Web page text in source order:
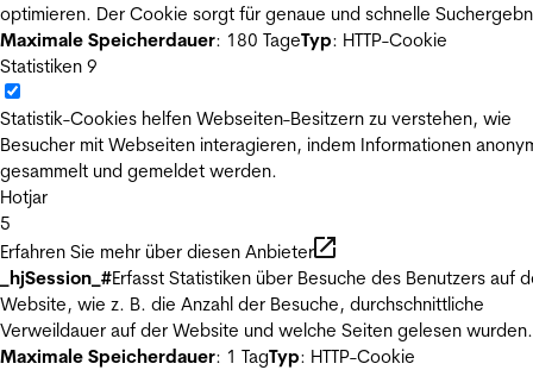
optimieren. Der Cookie sorgt für genaue und schnelle
Maximale Speicherdauer: 180 TageTyp: HTTP-Cookie
Statistiken 9
Statistik-Cookies helfen Webseiten-Besitzern zu verstehen, wie
Besucher mit Webseiten interagieren, indem Informationen
gesammelt und gemeldet werden.
Hotjar
5
Erfahren Sie mehr über diesen Anbieter
_hjSession_#Erfasst Statistiken über Besuche des Benutzers auf
Website, wie z. B. die Anzahl der Besuche, durchschnittliche
Verweildauer auf der Website und welche Seiten gelesen wurden.
Maximale Speicherdauer: 1 TagTyp: HTTP-Cookie